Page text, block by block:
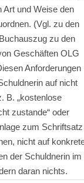
Art und Weise den
(Vgl. zu den
zu den
Geschäften OLG
Anforderungen
auf nicht
B. „kostenlose
zustande“ oder
zum Schriftsatz
nicht auf
der Schuldnerin im
daran nichts.